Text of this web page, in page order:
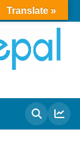
Translate »